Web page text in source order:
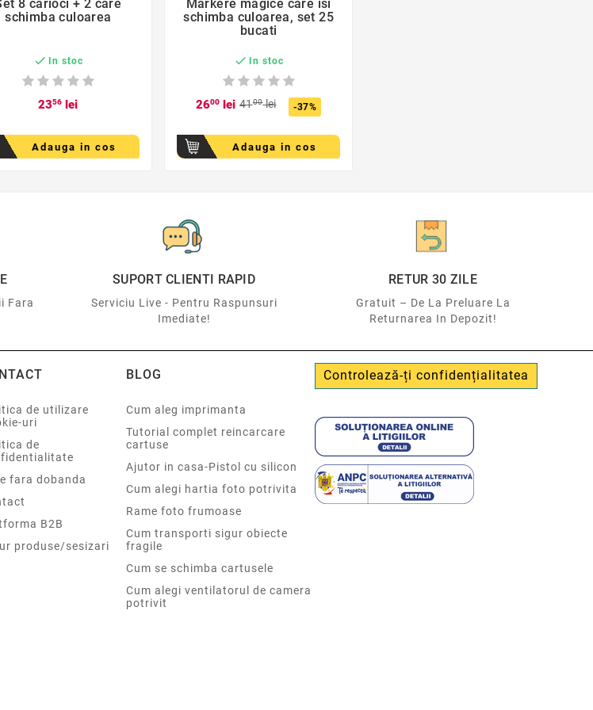
favorite_border
8 carioci + 2 care
schimba culoarea
 In stoc
2356 lei
Adauga in cos favorite_border
Markere magice care isi
schimba culoarea, set 25
bucati
 In stoc
2600 lei 4100lei -37%
Adauga in cos
Fara
SUPORT CLIENTI RAPID
Serviciu Live - Pentru Raspunsuri
Imediate!
RETUR 30 ZILE
Gratuit – De La Preluare La
Returnarea In Depozit!
de utilizare
uri
de
fara dobanda
B2B
produse/sesizari
BLOG
Cum aleg imprimanta
Tutorial complet reincarcare
cartuse
Ajutor in casa-Pistol cu silicon
Cum alegi hartia foto potrivita
Rame foto frumoase
Cum transporti sigur obiecte
fragile
Cum se schimba cartusele
Cum alegi ventilatorul de camera
potrivit
Controlează-ți confidențialitatea